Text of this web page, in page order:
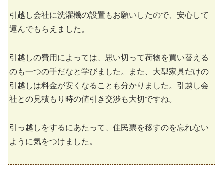
引越し会社に洗濯機の設置もお願いしたので、安心して
運んでもらえました。
引越しの費用によっては、思い切って荷物を買い替える
のも一つの手だなと学びました。また、大型家具だけの
引越しは料金が安くなることも分かりました。引越し会
社との見積もり時の値引き交渉も大切ですね。
引っ越しをするにあたって、住民票を移すのを忘れない
ように気をつけました。